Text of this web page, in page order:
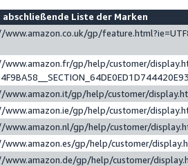
abschließende Liste der Marken
www.amazon.co.uk/gp/
www.amazon.fr/gp/help/customer/
www.amazon.it/gp/help/customer/
gp/help/customer/
www.amazon.nl/gp/help/customer/
www.amazon.es/gp/help/customer/
www.amazon.de/gp/help/customer/